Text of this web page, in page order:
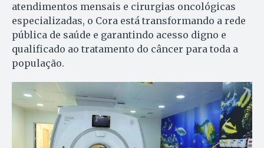
atendimentos mensais e cirurgias oncológicas
especializadas, o Cora está transformando a rede
pública de saúde e garantindo acesso digno e
qualificado ao tratamento do câncer para toda a
população.